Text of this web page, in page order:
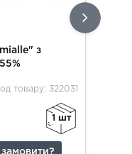
з
товару: 322031
1 шт